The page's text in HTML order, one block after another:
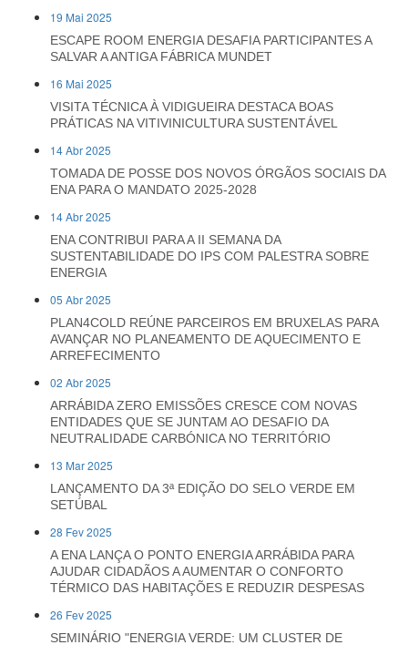
19 Mai 2025
ESCAPE ROOM ENERGIA DESAFIA PARTICIPANTES A
SALVAR A ANTIGA FÁBRICA MUNDET
16 Mai 2025
VISITA TÉCNICA À VIDIGUEIRA DESTACA BOAS
PRÁTICAS NA VITIVINICULTURA SUSTENTÁVEL
14 Abr 2025
TOMADA DE POSSE DOS NOVOS ÓRGÃOS SOCIAIS DA
ENA PARA O MANDATO 2025-2028
14 Abr 2025
ENA CONTRIBUI PARA A II SEMANA DA
SUSTENTABILIDADE DO IPS COM PALESTRA SOBRE
ENERGIA
05 Abr 2025
PLAN4COLD REÚNE PARCEIROS EM BRUXELAS PARA
AVANÇAR NO PLANEAMENTO DE AQUECIMENTO E
ARREFECIMENTO
02 Abr 2025
ARRÁBIDA ZERO EMISSÕES CRESCE COM NOVAS
ENTIDADES QUE SE JUNTAM AO DESAFIO DA
NEUTRALIDADE CARBÓNICA NO TERRITÓRIO
13 Mar 2025
LANÇAMENTO DA 3ª EDIÇÃO DO SELO VERDE EM
SETÚBAL
28 Fev 2025
A ENA LANÇA O PONTO ENERGIA ARRÁBIDA PARA
AJUDAR CIDADÃOS A AUMENTAR O CONFORTO
TÉRMICO DAS HABITAÇÕES E REDUZIR DESPESAS
26 Fev 2025
SEMINÁRIO "ENERGIA VERDE: UM CLUSTER DE